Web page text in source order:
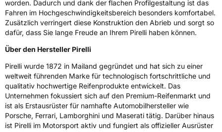
worden. Dadurch und dank der flachen Profilgestaltung ist das
Fahren im Hochgeschwindigkeitsbereich besonders komfortabel.
Zusätzlich verringert diese Konstruktion den Abrieb und sorgt so
dafür, dass Sie lange Freude an Ihrem Pirelli haben können.
Über den Hersteller Pirelli
Pirelli wurde 1872 in Mailand gegründet und hat sich zu einer
weltweit führenden Marke für technologisch fortschrittliche und
qualitativ hochwertige Reifenprodukte entwickelt. Das
Unternehmen fokussiert sich auf den Premium-Reifenmarkt und
ist als Erstausrüster für namhafte Automobilhersteller wie
Porsche, Ferrari, Lamborghini und Maserati tätig. Darüber hinaus
ist Pirelli im Motorsport aktiv und fungiert als offizieller Ausrüster